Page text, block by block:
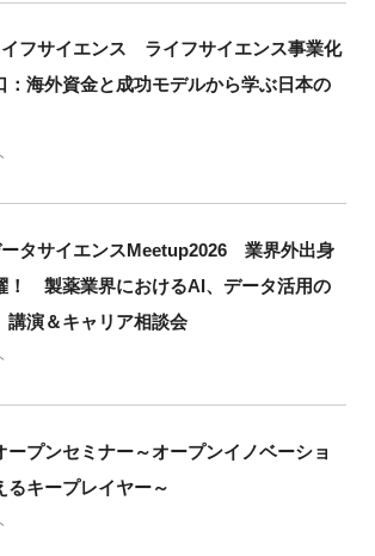
フサイエンス ライフサイエンス事業化
：海外資金と成功モデルから学ぶ日本の
タサイエンスMeetup2026 業界外出身
！ 製薬業界におけるAI、データ活用の
講演＆キャリア相談会
ープンセミナー～オープンイノベーショ
るキープレイヤー～